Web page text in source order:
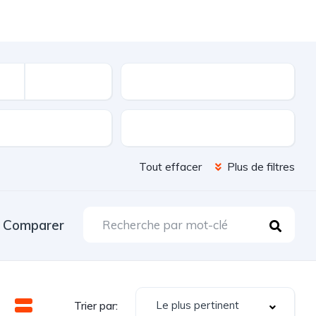
Tout effacer Plus de filtres
Comparer
Trier par: Le plus pertinent